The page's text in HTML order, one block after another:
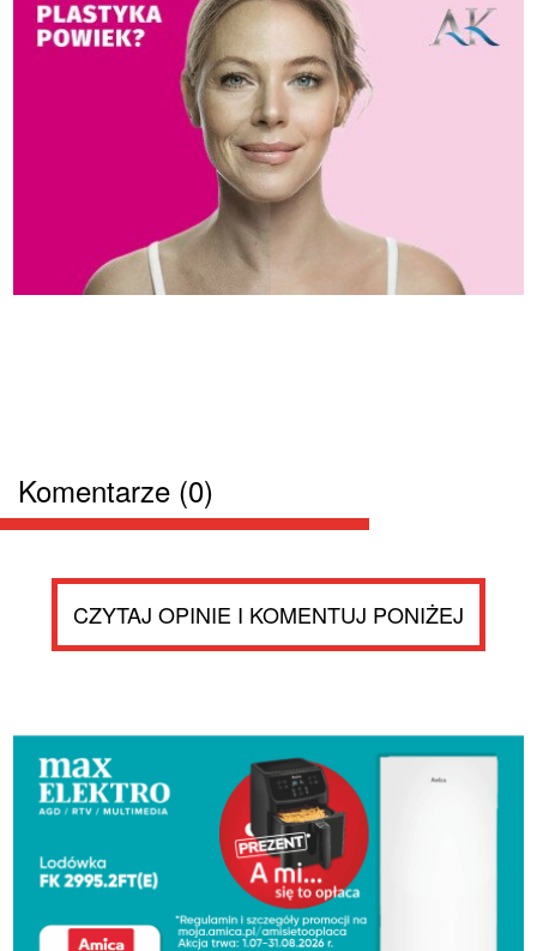
Komentarze (0)
CZYTAJ OPINIE I KOMENTUJ PONIŻEJ